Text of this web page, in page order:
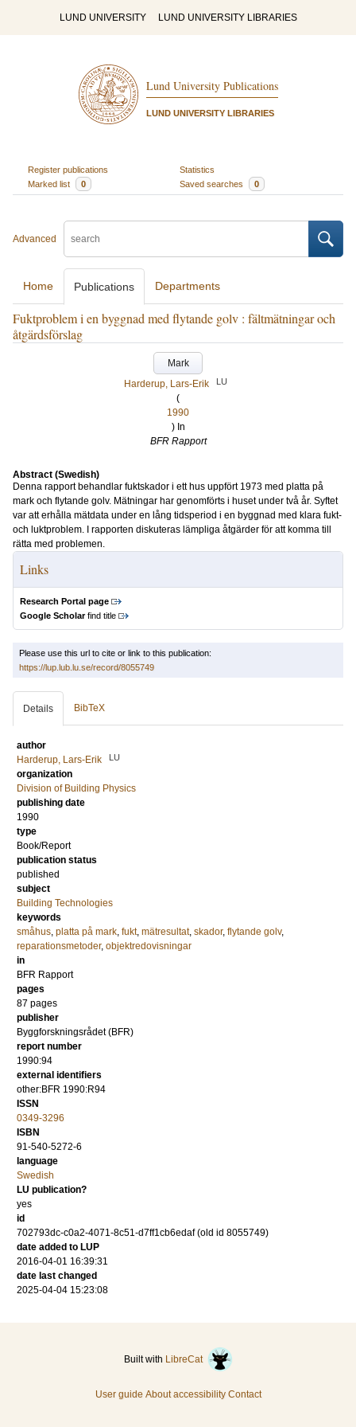
LUND UNIVERSITY LUND UNIVERSITY LIBRARIES
Lund University Publications
LUND UNIVERSITY LIBRARIES
Register publications
Statistics
Marked list
0 Saved searches 0
Advanced
Home Publications Departments
Fuktproblem i en byggnad med flytande golv : fältmätningar och
åtgärdsförslag
Mark
Harderup, Lars-Erik
LU
(
1990
) In
BFR Rapport
Abstract (Swedish)
Denna rapport behandlar fuktskador i ett hus uppfört 1973 med platta på
mark och flytande golv. Mätningar har genomförts i huset under två år. Syftet
var att erhålla mätdata under en lång tidsperiod i en byggnad med klara fukt-
och luktproblem. I rapporten diskuteras lämpliga åtgärder för att komma till
rätta med problemen.
Links
Research Portal page
Google Scholarfind title
Please use this url to cite or link to this publication:
https://lup.lub.lu.se/record/8055749
Details BibTeX
author
Harderup, Lars-Erik
LU
organization
Division of Building Physics
publishing date
1990
type
Book/Report
publication status
published
subject
Building Technologies
keywords
småhus, platta på mark, fukt, mätresultat, skador, flytande golv,
reparationsmetoder, objektredovisningar
in
BFR Rapport
pages
87 pages
publisher
Byggforskningsrådet (BFR)
report number
1990:94
external identifiers
other:BFR 1990:R94
ISSN
0349-3296
ISBN
91-540-5272-6
language
Swedish
LU publication?
yes
id
702793dc-c0a2-4071-8c51-d7ff1cb6edaf (old id 8055749)
date added to LUP
2016-04-01 16:39:31
date last changed
2025-04-04 15:23:08
Built with LibreCat
User guide About accessibility Contact